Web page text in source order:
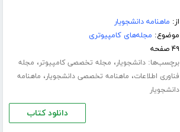
از: ماهنامه دانشجویار
موضوع: مجله‌های کامپیوتری
۴۹ صفحه
برچسب‌ها:دانشجویار، مجله تخصصی کامپیوتر، مجله
فناوری اطلاعات، ماهنامه تخصصی دانشجویار، ماهنامه
دانشجویار
دانلود کتاب